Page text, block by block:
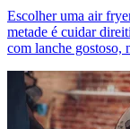
Escolher uma air
metade é cuidar
com lanche gostoso,